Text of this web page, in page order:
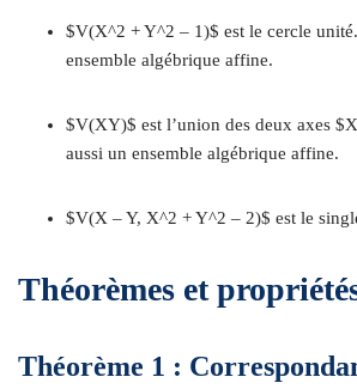
$V(X^2 + Y^2 – 1)$ est le cercle
ensemble algébrique affine.
$V(XY)$ est l’union des deux axes
aussi un ensemble algébrique affine.
$V(X – Y, X^2 + Y^2 – 2)$ est le
Théorèmes et
Théorème 1 :